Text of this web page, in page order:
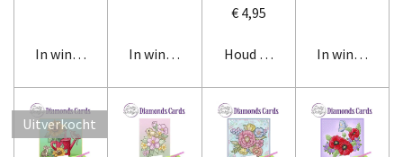
In winkelwagenIn winkelwagen
€ 4,95
Houd mij op de hoogte
In
Uitverkocht